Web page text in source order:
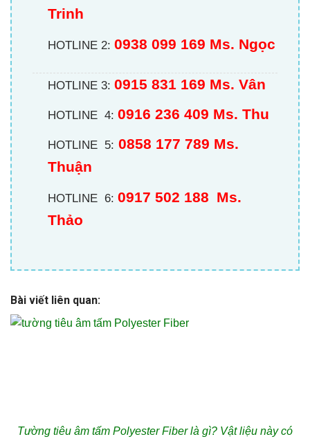
Trinh
HOTLINE 2:0938 099 169 Ms. Ngọc
HOTLINE 3:0915 831 169 Ms. Vân
HOTLINE 4:0916 236 409 Ms. Thu
HOTLINE 5: 0858 177 789 Ms.
Thuận
HOTLINE 6:0917 502 188 Ms.
Thảo
Bài viết liên quan:
Tường tiêu âm tấm Polyester Fiber là gì? Vật liệu này có